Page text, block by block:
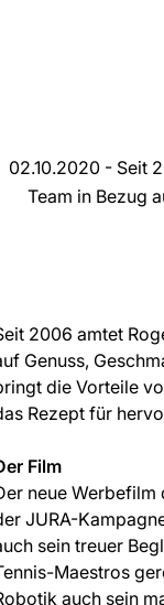
02.10.2020 - Seit
Team in Bezug
2006 amtet
Genuss,
die Vorteile
Rezept für
Film
neue
JURA-
sein treuer
Maestros
auch sein